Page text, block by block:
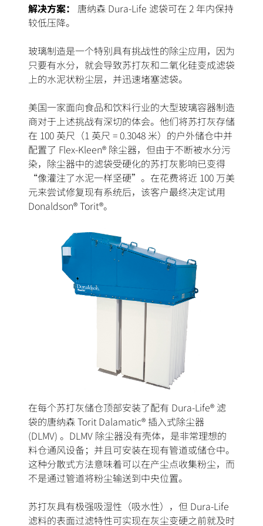
解决方案：
唐纳森 Dura-Life 滤袋可在 2 年内保持
较低压降。
玻璃制造是一个特别具有挑战性的除尘应用，因为
只要有水分，就会导致苏打灰和二氧化硅变成滤袋
上的水泥状粉尘层，并迅速堵塞滤袋。
美国一家面向食品和饮料行业的大型玻璃容器制造
商对于上述挑战有深切的体会。他们将苏打灰存储
在 100 英尺（1 英尺 = 0.3048 米）的户外储仓中并
配置了 Flex-Kleen® 除尘器，但由于不断被水分污
染，除尘器中的滤袋受硬化的苏打灰影响已变得
“像灌注了水泥一样坚硬”。在花费将近 100 万美
元来尝试修复现有系统后，该客户最终决定试用
Donaldson® Torit®。
在每个苏打灰储仓顶部安装了配有 Dura-Life® 滤
袋的唐纳森 Torit Dalamatic® 插入式除尘器
(DLMV) 。DLMV 除尘器没有壳体，是非常理想的
料仓通风设备；并且可安装在现有管道或储仓中。
这种分散式方法意味着可以在产尘点收集粉尘，而
不是通过管道将粉尘输送到中央位置。
苏打灰具有极强吸湿性（吸水性），但 Dura-Life
滤料的表面过滤特性可实现在灰尘变硬之前就及时